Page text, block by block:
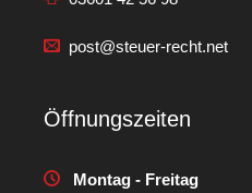
post@steuer-recht.net
Öffnungszeiten
Montag - Freitag